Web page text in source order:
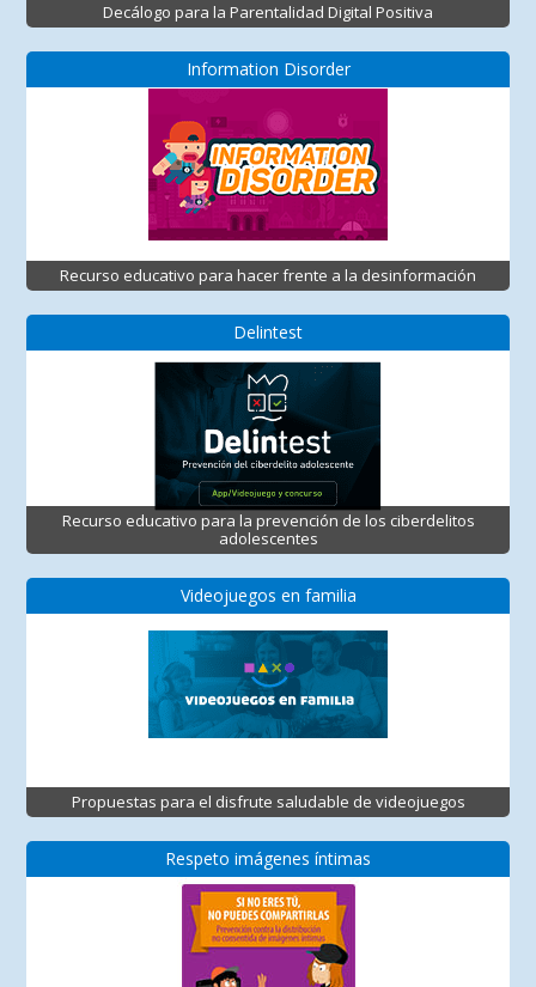
Decálogo para la Parentalidad Digital Positiva
Information Disorder
Recurso educativo para hacer frente a la desinformación
Delintest
Recurso educativo para la prevención de los ciberdelitos
adolescentes
Videojuegos en familia
Propuestas para el disfrute saludable de videojuegos
Respeto imágenes íntimas